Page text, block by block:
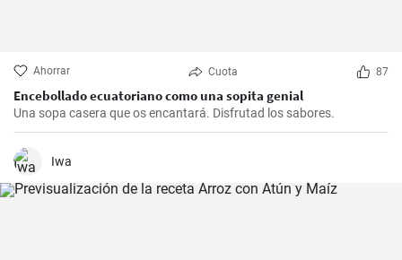
Ahorrar Cuota 87
Encebollado ecuatoriano como una sopita genial
Una sopa casera que os encantará. Disfrutad los sabores.
Iwa